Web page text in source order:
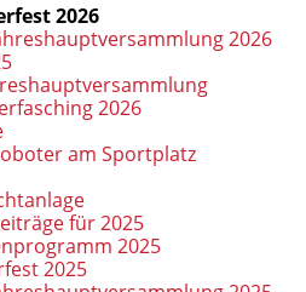
2026
2026
2026
am Sportplatz
für 2025
2025
2025